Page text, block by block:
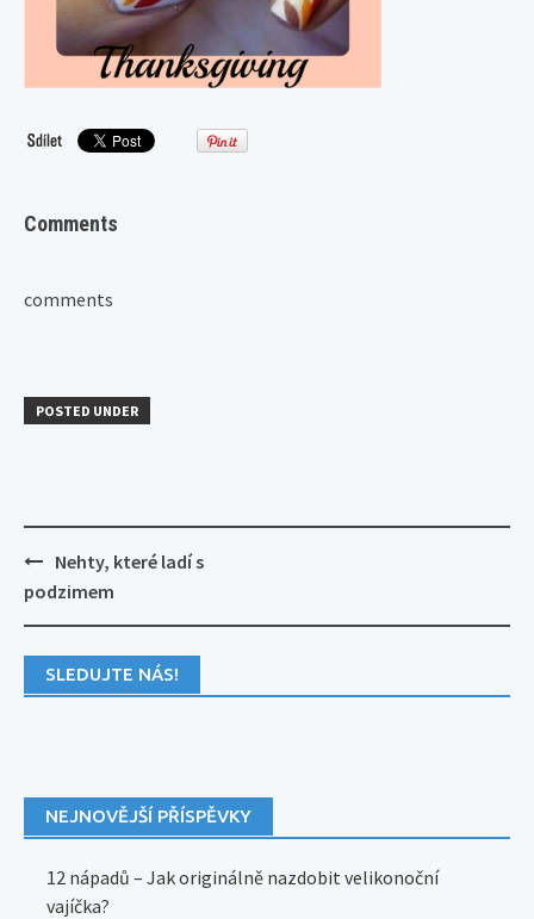
Comments
comments
POSTED UNDER
Post
navigation
Nehty, které ladí s
podzimem
SLEDUJTE NÁS!
NEJNOVĚJŠÍ PŘÍSPĚVKY
12 nápadů – Jak originálně nazdobit velikonoční
vajíčka?